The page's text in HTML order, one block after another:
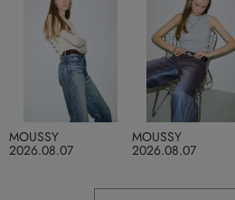
2026.08.07
MOUSSY
2026.08.07
MOUSSY